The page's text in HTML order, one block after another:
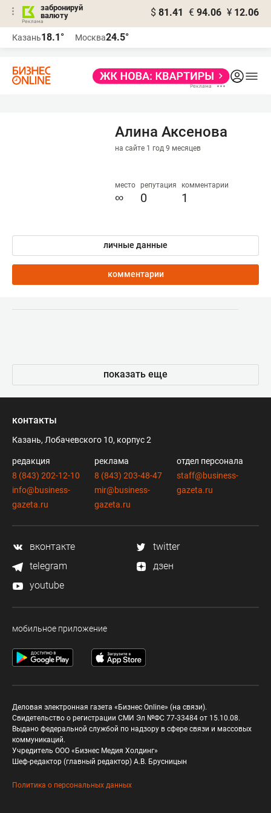
забронируй
валюту
$ 81.41 € 94.06 ¥ 12.06
Казань18.1° Москва24.5°
Алина Аксенова
на сайте 1 год 9 месяцев
место
∞
репутация
0
комментарии
1
личные данные
комментарии
показать еще
контакты
Казань, Лобачевского 10, корпус 2
редакция
8 (843) 202-12-10
info@business-
gazeta.ru
реклама
8 (843) 203-48-47
mir@business-
gazeta.ru
отдел персонала
staff@business-
gazeta.ru
вконтакте
twitter
telegram
дзен
youtube
мобильное приложение
Деловая электронная газета «Бизнес Online» (на связи).
Свидетельство о регистрации СМИ Эл №ФС 77-33484 от 15.10.08.
Выдано федеральной службой по надзору в сфере связи и массовых
коммуникаций.
Учредитель ООО «Бизнес Медия Холдинг»
Шеф-редактор (главный редактор) А.В. Брусницын
Политика о персональных данных